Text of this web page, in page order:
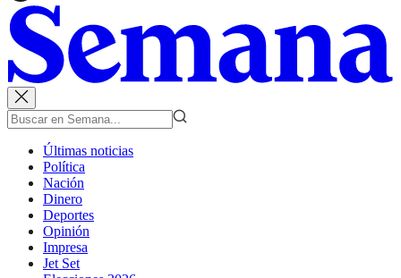
Últimas noticias
Política
Nación
Dinero
Deportes
Opinión
Impresa
Jet Set